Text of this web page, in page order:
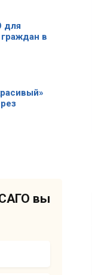
для
в
вы